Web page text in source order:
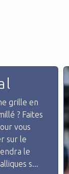
grille en
? Faites
vous
sur le
le
s...